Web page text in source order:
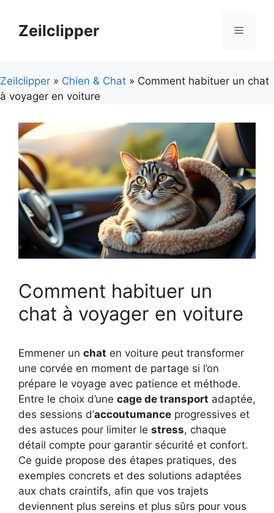
contenuZeilclipper Menu
Zeilclipper » Chien & Chat » Comment habituer un chat
à voyager en voiture
Comment habituer un
chat à voyager en voiture
Emmener un chat en voiture peut transformer
une corvée en moment de partage si l’on
prépare le voyage avec patience et méthode.
Entre le choix d’une cage de transport adaptée,
des sessions d’accoutumance progressives et
des astuces pour limiter le stress, chaque
détail compte pour garantir sécurité et confort.
Ce guide propose des étapes pratiques, des
exemples concrets et des solutions adaptées
aux chats craintifs, afin que vos trajets
deviennent plus sereins et plus sûrs pour vous